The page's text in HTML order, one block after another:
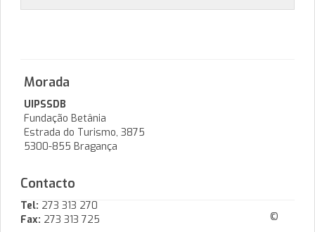
Morada
UIPSSDB
Fundação Betânia
Estrada do Turismo, 3875
5300-855 Bragança
Contacto
Tel: 273 313 270
Fax: 273 313 725 ©